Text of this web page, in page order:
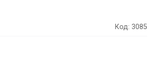
Код: 3085